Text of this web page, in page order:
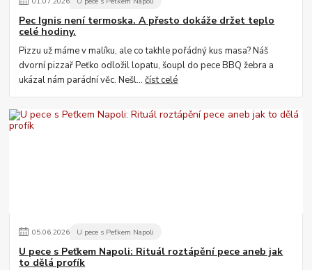
Pec Ignis není termoska. A přesto dokáže držet teplo
celé hodiny.
Pizzu už máme v malíku, ale co takhle pořádný kus masa? Náš
dvorní pizzař Peťko odložil lopatu, šoupl do pece BBQ žebra a
ukázal nám parádní věc. Nešl...číst celé
05.06.2026 U pece s Peťkem Napoli
U pece s Peťkem Napoli: Rituál roztápění pece aneb jak
to dělá profík